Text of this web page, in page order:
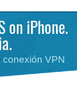
on iPhone.
conexión VPN